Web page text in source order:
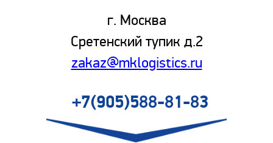
г. Москва
Сретенский тупик д.2
zakaz@mklogistics.ru
+7(905)588-81-83